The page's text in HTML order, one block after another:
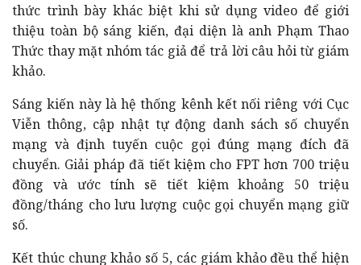
thức trình bày khác biệt khi sử dụng video để giới
thiệu toàn bộ sáng kiến, đại diện là anh Phạm Thao
Thức thay mặt nhóm tác giả để trả lời câu hỏi từ giám
khảo.
Sáng kiến này là hệ thống kênh kết nối riêng với Cục
Viễn thông, cập nhật tự động danh sách số chuyển
mạng và định tuyến cuộc gọi đúng mạng đích đã
chuyển. Giải pháp đã tiết kiệm cho FPT hơn 700 triệu
đồng và ước tính sẽ tiết kiệm khoảng 50 triệu
đồng/tháng cho lưu lượng cuộc gọi chuyển mạng giữ
số.
Kết thúc chung khảo số 5, các giám khảo đều thể hiện